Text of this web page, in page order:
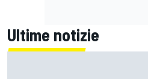
Ultime notizie